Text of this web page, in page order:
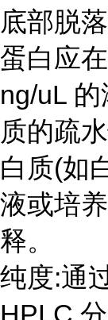
底部脱
蛋白应
ng/uL
质的疏
白质(如
液或培
释。
纯度:通
HPLC